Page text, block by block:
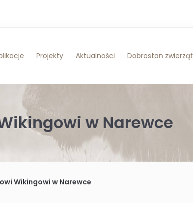
Projekty Aktualności Dobrostan zwierząt
w Narewce
Wikingowi w Narewce